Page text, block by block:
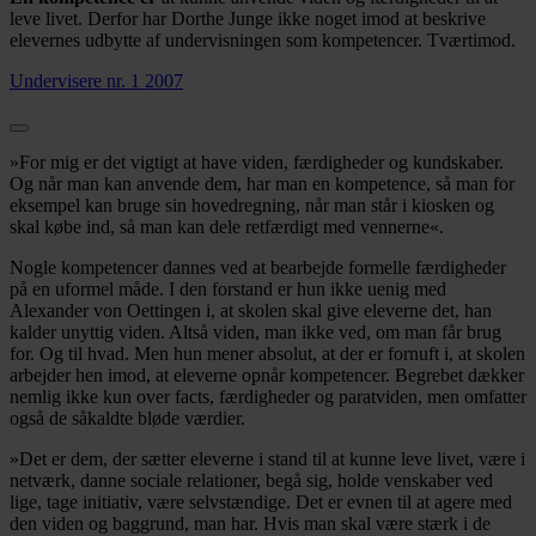
leve livet. Derfor har Dorthe Junge ikke noget imod at beskrive
elevernes udbytte af undervisningen som kompetencer. Tværtimod.
Undervisere nr. 1 2007
»For mig er det vigtigt at have viden, færdigheder og kundskaber.
Og når man kan anvende dem, har man en kompetence, så man for
eksempel kan bruge sin hovedregning, når man står i kiosken og
skal købe ind, så man kan dele retfærdigt med vennerne«.
Nogle kompetencer dannes ved at bearbejde formelle færdigheder
på en uformel måde. I den forstand er hun ikke uenig med
Alexander von Oettingen i, at skolen skal give eleverne det, han
kalder unyttig viden. Altså viden, man ikke ved, om man får brug
for. Og til hvad. Men hun mener absolut, at der er fornuft i, at skolen
arbejder hen imod, at eleverne opnår kompetencer. Begrebet dækker
nemlig ikke kun over facts, færdigheder og paratviden, men omfatter
også de såkaldte bløde værdier.
»Det er dem, der sætter eleverne i stand til at kunne leve livet, være i
netværk, danne sociale relationer, begå sig, holde venskaber ved
lige, tage initiativ, være selvstændige. Det er evnen til at agere med
den viden og baggrund, man har. Hvis man skal være stærk i de